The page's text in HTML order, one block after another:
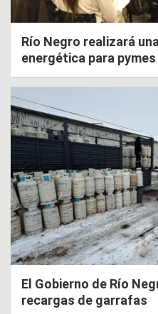
Río Negro realizará
energética para pymes
El Gobierno de Río
recargas de garrafas